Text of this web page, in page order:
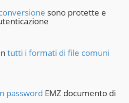
sono protette e
tutti i formati di file comuni
password EMZ documento di